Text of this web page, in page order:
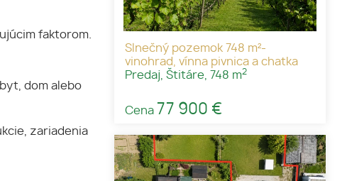
faktorom.
dom alebo
zariadenia
Slnečný pozemok 748 m²-
vinohrad, vínna pivnica a chatka
Predaj, Štitáre, 748 m2
Cena 77 900 €